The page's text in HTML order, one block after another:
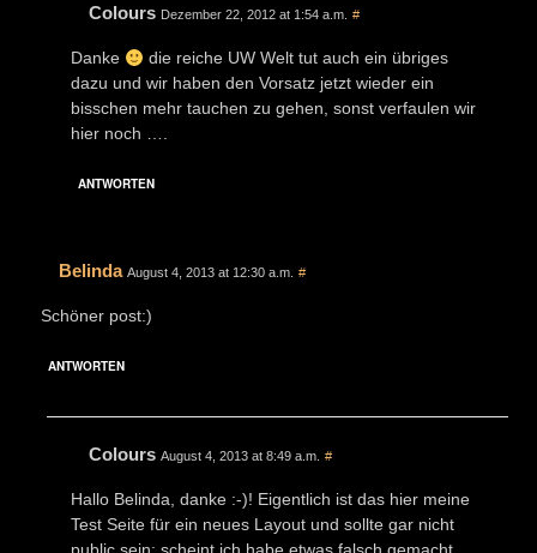
Colours Dezember 22, 2012 at 1:54 a.m. #
Danke
die reiche UW Welt tut auch ein übriges
dazu und wir haben den Vorsatz jetzt wieder ein
bisschen mehr tauchen zu gehen, sonst verfaulen wir
hier noch ….
ANTWORTEN
Belinda August 4, 2013 at 12:30 a.m. #
Schöner post:)
ANTWORTEN
Colours August 4, 2013 at 8:49 a.m. #
Hallo Belinda, danke :-)! Eigentlich ist das hier meine
Test Seite für ein neues Layout und sollte gar nicht